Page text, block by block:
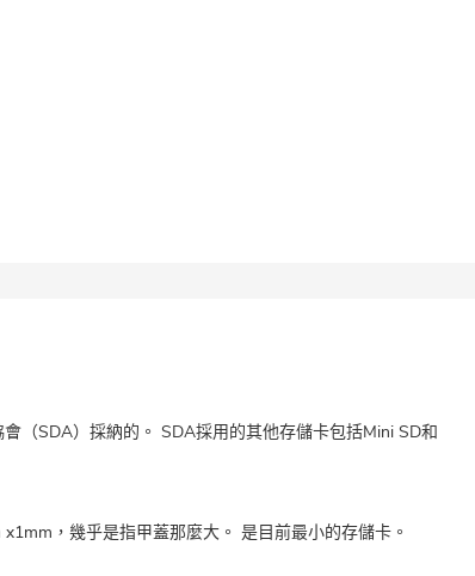
（SDA）採納的。 SDA採用的其他存儲卡包括Mini SD和
，幾乎是指甲蓋那麼大。 是目前最小的存儲卡。